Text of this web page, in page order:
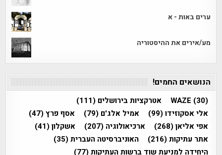
ערים באות - א
מע/אירים את ההיסטוריה
הנושאים החמים!
WAZE (30) אטרקציות בירושלים (111)
אלי אסקוזידו(99) אמיל אלג'ם (79) אסף פרץ(47)
אפי אליאן(268) ארכיאולוגיה (207) אשקלון(41)
אתר עתיקות(216) האוניברסיטה העברית(35)
היחידה למניעת שוד ברשות העתיקות(77)